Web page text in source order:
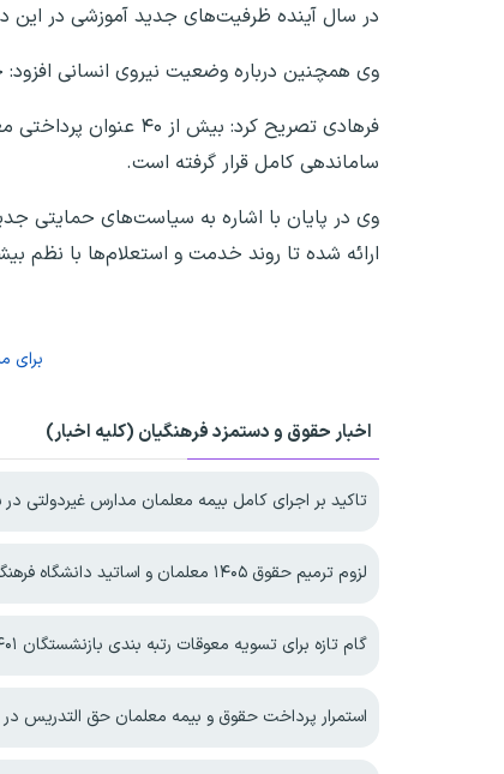
در سال آینده ظرفیت‌های جدید آموزشی در این
وی همچنین درباره وضعیت نیروی انسانی افزود: حدود ۳۵ هزار معلم که در سال جاری استمرار خدمت داشته‌اند، پاداش خود را
ساماندهی کامل قرار گرفته است.
وی در پایان با اشاره به سیاست‌های حمایتی
ارائه شده تا روند خدمت و استعلام‌ها با نظم
برای
اخبار حقوق و دستمزد فرهنگیان (کلیه اخبار)
تاکید بر اجرای کامل بیمه معلمان مدارس غیردولتی در
لزوم ترمیم حقوق ۱۴۰۵ معلمان و اساتید دانشگاه فرهنگیان
گام تازه برای تسویه معوقات رتبه بندی بازنشستگان ۱۴۰۱ و ۱۴۰۲
استمرار پرداخت حقوق و بیمه معلمان حق التدریس در